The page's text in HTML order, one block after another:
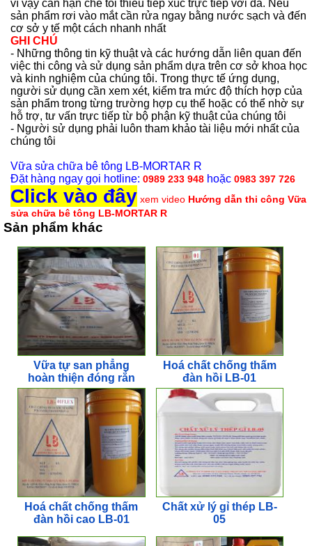
vì vậy cần hạn chế tối thiểu tiếp xúc trực tiếp với da. Nếu
sản phẩm rơi vào mắt cần rửa ngay bằng nước sạch và đến
cơ sở y tế một cách nhanh nhất
GHI CHÚ
- Những thông tin kỹ thuật và các hướng dẫn liên quan đến
việc thi công và sử dụng sản phẩm dựa trên cơ sở khoa học
và kinh nghiệm của chúng tôi. Trong thực tế ứng dụng,
người sử dụng cần xem xét, kiểm tra mức độ thích hợp của
sản phẩm trong từng trường hợp cụ thể hoặc có thể nhờ sự
hỗ trợ, tư vấn trực tiếp từ bộ phận kỹ thuật của chúng tôi
- Người sử dụng phải luôn tham khảo tài liệu mới nhất của
chúng tôi
Vữa sửa chữa bê tông LB-MORTAR R
Đặt hàng ngay gọi hotline: 0989 233 948 hoặc 0983 397 726
Click vào đây xem video Hướng dẫn thi công Vữa
sửa chữa bê tông LB-MORTAR R
Sản phẩm khác
Vữa tự san phẳng
hoàn thiện đóng rắn
nhanh, độ mài mòn
cao LB-GROUT SL2
Hoá chất chống thấm
đàn hồi LB-01
Hoá chất chống thấm
đàn hồi cao LB-01
Chất xử lý gỉ thép LB-
05